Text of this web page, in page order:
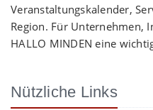
Veranstaltungskalender,
Region. Für Unternehmen,
HALLO MINDEN eine
Nützliche Links